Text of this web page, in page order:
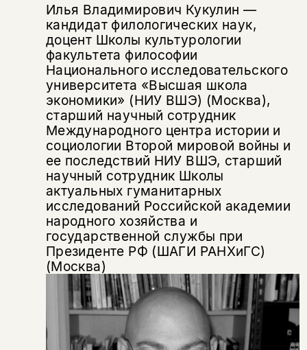
Илья Владимирович Кукулин —
кандидат филологических наук,
доцент Школы культурологии
факультета философии
Национального исследовательского
университета «Высшая школа
экономики» (НИУ ВШЭ) (Москва),
старший научный сотрудник
Международного центра истории и
социологии Второй мировой войны и
ее последствий НИУ ВШЭ, старший
научный сотрудник Школы
актуальных гуманитарных
исследований Российской академии
народного хозяйства и
государственной службы при
Президенте РФ (ШАГИ РАНХиГС)
(Москва)
Подписка на рассылку
Раз в неделю мы отправляем рассылку
о книгах и событиях «НЛО».
За подписку дарим промокод на
скидку 15%
Я соглашаюсь сПолитикой конфиденциальности
Этой книги временно
нет в продаже.
Вы можете подписаться на
уведомления, и при поступлении книги
на склад получить письмо на указанный
электронный адрес.
Я соглашаюсь сПолитикой конфиденциальности
Эта книга
не предназначена для
несовершеннолетних
Скажите, пожалуйста,
вам уже исполнилось 18 лет?